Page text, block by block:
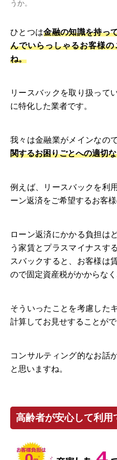
うか。
ひとつは金融の知識を持っ
んでいらっしゃるお客様
ね。
リースバックを取り扱って
に特化した業者です。
我々は金融業がメインなので
関するお困りごとへの適切
例えば、リースバックを利
ーン返済をご希望するお客様
ローン返済にかかる負担は
う家賃とプラスマイナスす
スバックすると、お客様は
ので固定資産税がかからなく
そういったことを考慮した
計算してお見せすることがで
コンサルティング的なお話
と思いますね。
高齢者が安心して利用